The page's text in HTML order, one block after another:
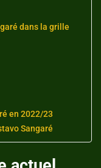
dans la grille
en 2022/23
Sangaré